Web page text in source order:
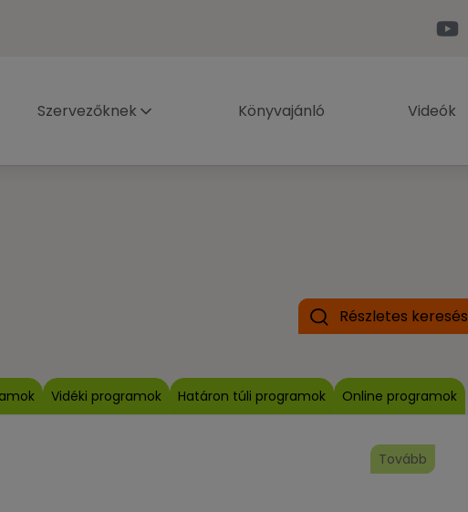
Szervezőknek Könyvajánló Videók
Részletes keresés
Vidéki programok Határon túli programok Online programok
Tovább